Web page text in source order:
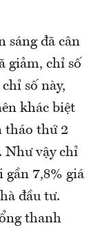
sáng đã cân
giảm, chỉ số
số này,
khác biệt
tháo thứ 2
Như vậy chỉ
gần 7,8% giá
đầu tư.
thanh